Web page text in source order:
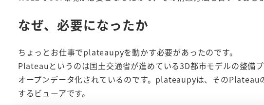
なぜ、必要になったか
ちょっとお仕事でplateaupyを動かす必要があったのです。
Plateauというのは国土交通省が進めている3D都市モデルの整備
オープンデータ化されているのです。plateaupyは、その
するビューアです。